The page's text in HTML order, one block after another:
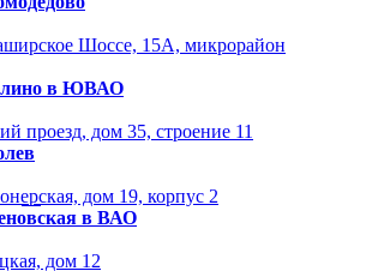
Шоссе, 15А, микрорайон
в ЮВАО
проезд, дом 35, строение 11
дом 19, корпус 2
в ВАО
дом 12